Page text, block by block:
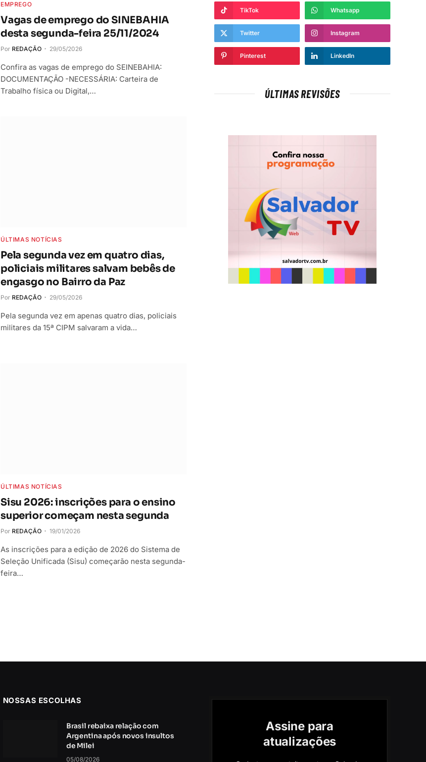
EMPREGO
Vagas de emprego do SINEBAHIA
desta segunda-feira 25/11/2024
Por REDAÇÃO 29/05/2026
Confira as vagas de emprego do SEINEBAHIA:
DOCUMENTAÇÃO -NECESSÁRIA: Carteira de
Trabalho física ou Digital,…
ÚLTIMAS NOTÍCIAS
Pela segunda vez em quatro dias,
policiais militares salvam bebês de
engasgo no Bairro da Paz
Por REDAÇÃO 29/05/2026
Pela segunda vez em apenas quatro dias, policiais
militares da 15ª CIPM salvaram a vida…
ÚLTIMAS NOTÍCIAS
Sisu 2026: inscrições para o ensino
superior começam nesta segunda
Por REDAÇÃO 19/01/2026
As inscrições para a edição de 2026 do Sistema de
Seleção Unificada (Sisu) começarão nesta segunda-
feira…
TikTok Whatsapp
Twitter Instagram
Pinterest LinkedIn
ÚLTIMAS REVISÕES
NOSSAS ESCOLHAS
Brasil rebaixa relação com
Argentina após novos insultos
de Milei
05/08/2026
Assine para
atualizações